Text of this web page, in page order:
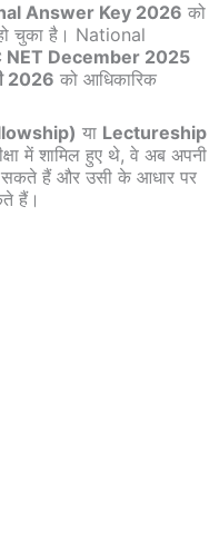
Answer Key 2026 को
चुका है। National
NET December 2025
2026 को आधिकारिक
या Lectureship
में शामिल हुए थे, वे अब अपनी
सकते हैं और उसी के आधार पर
हैं।